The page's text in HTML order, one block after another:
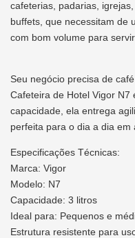
cafeterias, padarias,
buffets, que necessitam de
com bom volume para
Seu negócio precisa de
Cafeteira de Hotel Vigor N7
capacidade, ela entrega
perfeita para o dia a dia em
Especificações Técnicas:
Marca: Vigor
Modelo: N7
Capacidade: 3 litros
Ideal para: Pequenos e
Estrutura resistente para